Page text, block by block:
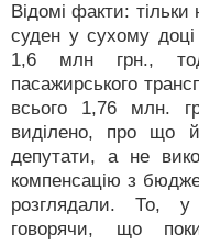
Відомі факти: тільки
суден у сухому доці
1,6 млн грн.,
пасажирського
всього 1,76 млн.
виділено, про що
депутати, а не
компенсацію з
розглядали. То,
говорячи, що